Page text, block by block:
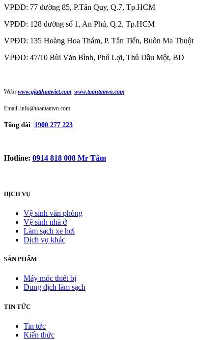
VPĐD: 77 đường 85, P.Tân Quy, Q.7, Tp.HCM
VPĐD: 128 đường số 1, An Phú, Q.2, Tp.HCM
VPĐD: 135 Hoàng Hoa Thám, P. Tân Tiến, Buôn Ma Thuột
VPĐD: 47/10 Bùi Văn Bình, Phú Lợi, Thủ Dầu Một, BD
Web: www.giatthamviet.com www.toantamvn.com
Email: info@toantamvn.com
Tổng đài: 1900 277 223
Hotline: 0914 818 008 Mr Tâm
DỊCH VỤ
Vệ sinh văn phòng
Vệ sinh nhà ở
Làm sạch xe hơi
Dịch vụ khác
SẢN PHẨM
Máy móc thiết bị
Dung dịch làm sạch
TIN TỨC
Tin tức
Kiến thức